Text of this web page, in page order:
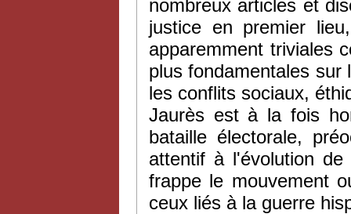
nombreux articles et
justice en premier
apparemment triviales
plus fondamentales sur
les conflits sociaux,
Jaurès est à la fois
bataille électorale,
attentif à l'évolution
frappe le mouvement
ceux liés à la guerre